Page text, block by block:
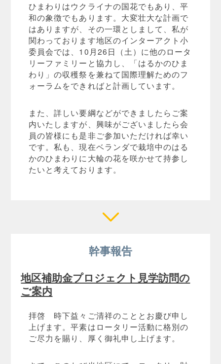
ひまわりはウクライナの国花でもあり、平
和の象徴でもあります。大変壮大な計画で
はありますが、その一環としまして、私が
関わっております地区のインターアクト小
委員会では、10月26日（土）に他のロータ
リーファミリーと協力し、「はるかのひま
わり」の収穫祭を兼ねて国際理解ためのフ
ォーラムをできればと計画しています。
また、詳しい要綱などができましたらご案
内いたしますが、興味がございましたら会
員の皆様にも是非ご参加いただければ幸い
です。私も、現在ベランダで栽培中のはる
かのひまわりに大輪の花を咲かせて持参し
たいと考えております。
幹事報告
地区補助金プロジェクト見学訪問の
ご案内
拝啓 時下益々ご清祥のこととお慶び申し
上げます。平素はロータリー活動に格別の
ご尽力を賜り、厚く御礼申し上げます。